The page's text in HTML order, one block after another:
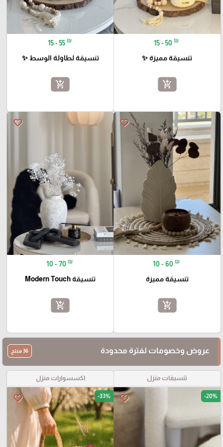
15 - 50 ₪
تنسيقة مميزة ✨
add_shopping_cart
15 - 55 ₪
تنسيقة لطاولة الوسط ✨
add_shopping_cart
favorite_border
10 - 60 ₪
تنسيقة مميزة
add_shopping_cart
favorite_border
10 - 70 ₪
تنسيقة Modern Touch
add_shopping_cart
عروض وخصومات لفترة محدودة 36 منتج
تنسيقات منزل
favorite_border -20%
اكسسوارات منزل
favorite_border -33%